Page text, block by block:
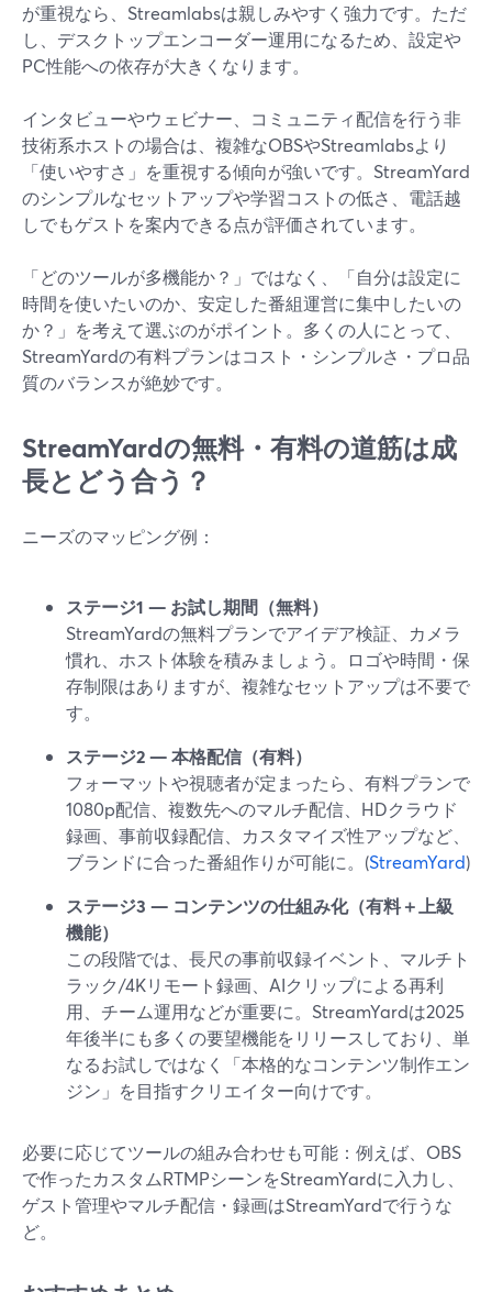
が重視なら、Streamlabsは親しみやすく強力です。ただ
し、デスクトップエンコーダー運用になるため、設定や
PC性能への依存が大きくなります。
インタビューやウェビナー、コミュニティ配信を行う非
技術系ホストの場合は、複雑なOBSやStreamlabsより
「使いやすさ」を重視する傾向が強いです。StreamYard
のシンプルなセットアップや学習コストの低さ、電話越
しでもゲストを案内できる点が評価されています。
「どのツールが多機能か？」ではなく、「自分は設定に
時間を使いたいのか、安定した番組運営に集中したいの
か？」を考えて選ぶのがポイント。多くの人にとって、
StreamYardの有料プランはコスト・シンプルさ・プロ品
質のバランスが絶妙です。
StreamYardの無料・有料の道筋は成
長とどう合う？
ニーズのマッピング例：
ステージ1 — お試し期間（無料）
StreamYardの無料プランでアイデア検証、カメラ
慣れ、ホスト体験を積みましょう。ロゴや時間・保
存制限はありますが、複雑なセットアップは不要で
す。
ステージ2 — 本格配信（有料）
フォーマットや視聴者が定まったら、有料プランで
1080p配信、複数先へのマルチ配信、HDクラウド
録画、事前収録配信、カスタマイズ性アップなど、
ブランドに合った番組作りが可能に。(StreamYard)
ステージ3 — コンテンツの仕組み化（有料＋上級
機能）
この段階では、長尺の事前収録イベント、マルチト
ラック/4Kリモート録画、AIクリップによる再利
用、チーム運用などが重要に。StreamYardは2025
年後半にも多くの要望機能をリリースしており、単
なるお試しではなく「本格的なコンテンツ制作エン
ジン」を目指すクリエイター向けです。
必要に応じてツールの組み合わせも可能：例えば、OBS
で作ったカスタムRTMPシーンをStreamYardに入力し、
ゲスト管理やマルチ配信・録画はStreamYardで行うな
ど。